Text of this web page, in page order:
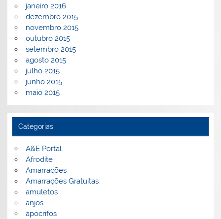
janeiro 2016
dezembro 2015
novembro 2015
outubro 2015
setembro 2015
agosto 2015
julho 2015
junho 2015
maio 2015
Categorias
A&E Portal
Afrodite
Amarrações
Amarrações Gratuitas
amuletos
anjos
apocrifos